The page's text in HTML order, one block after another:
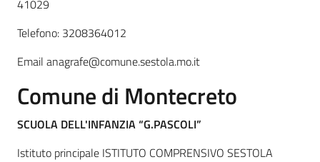
41029
Telefono: 3208364012
Email anagrafe@comune.sestola.mo.it
Comune di Montecreto
SCUOLA DELL'INFANZIA “G.PASCOLI”
Istituto principale ISTITUTO COMPRENSIVO SESTOLA